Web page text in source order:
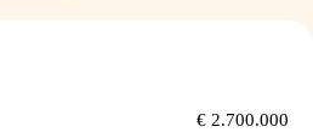
€ 2.700.000